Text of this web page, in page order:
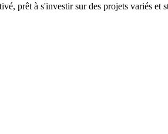
prêt à s'investir sur des projets variés et